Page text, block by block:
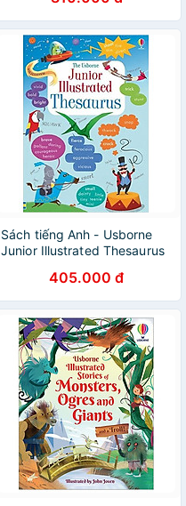
Sách tiếng Anh - Usborne
Junior Illustrated Thesaurus
405.000 đ